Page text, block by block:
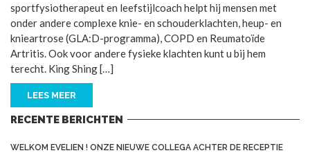
sportfysiotherapeut en leefstijlcoach helpt hij mensen met
onder andere complexe knie- en schouderklachten, heup- en
knieartrose (GLA:D-programma), COPD en Reumatoïde
Artritis. Ook voor andere fysieke klachten kunt u bij hem
terecht. King Shing […]
LEES MEER
RECENTE BERICHTEN
WELKOM EVELIEN ! ONZE NIEUWE COLLEGA ACHTER DE RECEPTIE